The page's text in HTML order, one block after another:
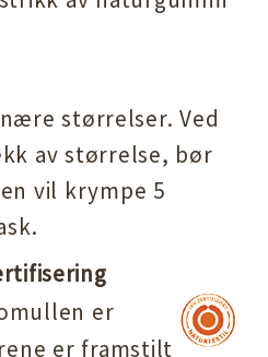
størrelser. Ved
av størrelse, bør
vil krympe 5
er
er framstilt